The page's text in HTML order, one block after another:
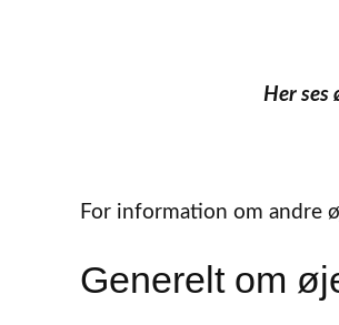
Her ses
For information om andre
Generelt om